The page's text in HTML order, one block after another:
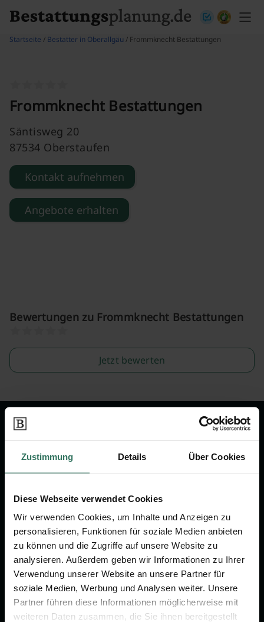
Zustimmung Details Über Cookies
Diese Webseite verwendet Cookies
Wir verwenden Cookies, um Inhalte und Anzeigen zu
personalisieren, Funktionen für soziale Medien anbieten
zu können und die Zugriffe auf unsere Website zu
analysieren. Außerdem geben wir Informationen zu Ihrer
Verwendung unserer Website an unsere Partner für
soziale Medien, Werbung und Analysen weiter. Unsere
Partner führen diese Informationen möglicherweise mit
weiteren Daten zusammen, die Sie ihnen bereitgestellt
Startseite / Bestatter in Oberallgäu / Frommknecht Bestattungen
Frommknecht Bestattungen
Säntisweg 20
87534 Oberstaufen
Kontakt aufnehmen
Angebote erhalten
Bewertungen zu Frommknecht Bestattungen
Jetzt bewerten
Wir sind Ihr Ansprechpartner rund
um das Thema Bestattung &
Vorsorge.
Jetzt beraten lassen
FÜR SIE
Vergleich
Ratgeber
Verzeichnis
FÜR BESTATTER
Online-Portal
Kostenlos registrieren